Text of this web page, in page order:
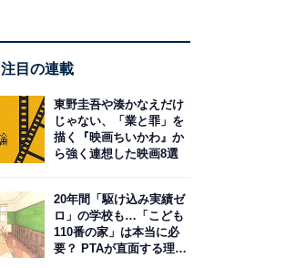
注目の連載
東野圭吾や湊かなえだけ
じゃない、「業と罪」を
描く『映画ちいかわ』か
ら強く連想した映画8選
20年間「駆け込み実績ゼ
ロ」の学校も…「こども
110番の家」は本当に必
要？ PTAが直面する理想